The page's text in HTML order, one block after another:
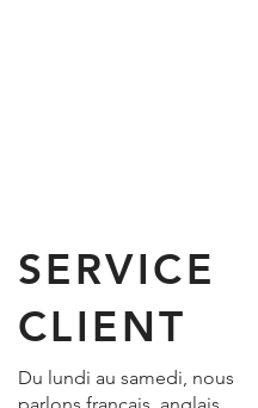
SERVICE
CLIENT
Du lundi au samedi, nous